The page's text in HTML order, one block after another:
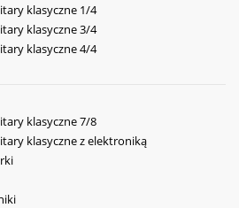
klasyczne 1/4
klasyczne 3/4
klasyczne 4/4
klasyczne 7/8
klasyczne z elektroniką